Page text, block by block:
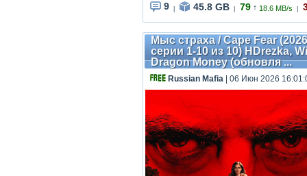
9 45.8 GB 79 ↑ 18.6 MB/s
Мыс страха / Cape Fear
серии 1-10 из 10) HDrezka,
Dragon Money (обновля ...
Russian Mafia | 06 Июн 2026